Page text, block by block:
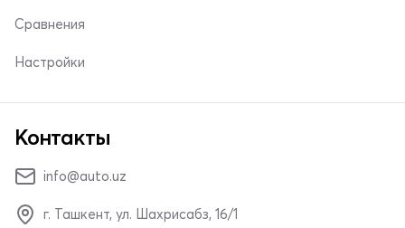
Сравнения
Настройки
Контакты
info@auto.uz
г. Ташкент, ул. Шахрисабз, 16/1